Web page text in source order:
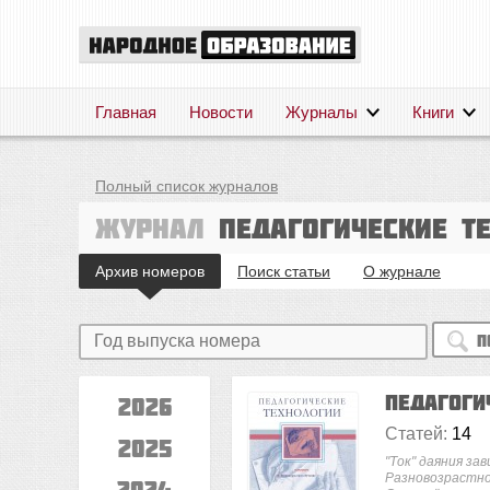
Главная Новости Журналы Книги
Полный список журналов
Журнал Педагогические
Архив номеров Поиск статьи О журнале
2026
2025
Статей: 14
"Ток" даяния